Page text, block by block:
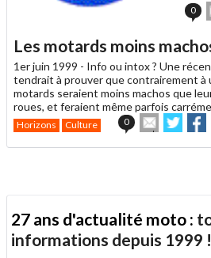
0
à
Les motards moins
1er juin 1999 - Info ou intox ? Une
tendrait à prouver que contrairement à
motards seraient moins machos que
roues, et feraient même parfois
Horizons Culture 0
Envoyer
cet
article
sur
Twitter
sur
27 ans d'actualité moto :
informations depuis 1999 !